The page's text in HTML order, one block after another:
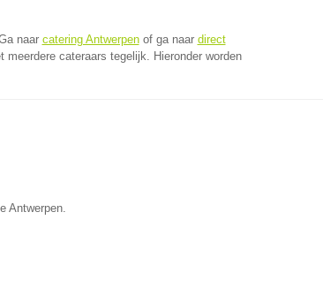
naar catering Antwerpenof ga naar direct
cateraars tegelijk. Hieronder worden
Antwerpen.